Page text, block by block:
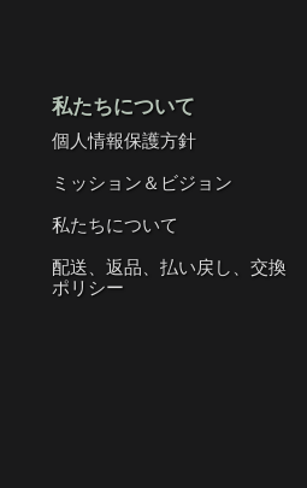
私たちについて
個人情報保護方針
ミッション＆ビジョン
私たちについて
配送、返品、払い戻し、交換
ポリシー